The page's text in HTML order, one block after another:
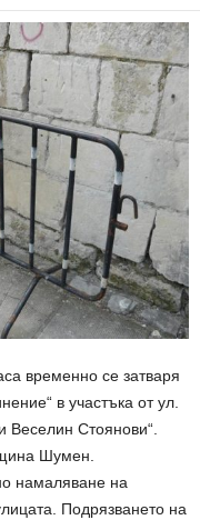
временно се затваря
в участъка от ул.
Веселин Стоянови“.
Шумен.
намаляване на
Подрязването на